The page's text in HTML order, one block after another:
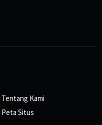
Tentang Kami
Peta Situs